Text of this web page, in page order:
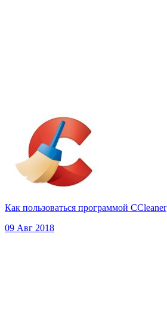
Как пользоваться программой CCleaner
09 Авг 2018